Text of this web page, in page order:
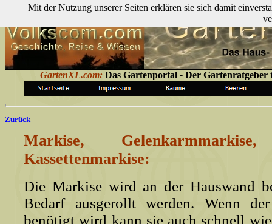
GartenXL.com: Das Gartenportal - Der Gartenratgeber
Zurück
Markise,
Kassettenmarkise:
Die Markise wird an der Hauswand
Bedarf ausgerollt werden. Wenn
benötigt wird kann sie auch schnell
Mit der Nutzung unserer Seiten erklären sie sich damit